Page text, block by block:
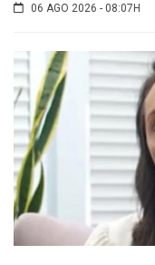
06 AGO 2026 - 08:07H